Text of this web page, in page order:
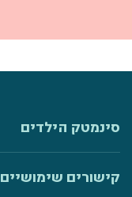
סינמטק הילדים
קישורים שימושיים